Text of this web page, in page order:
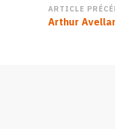
d’article
ARTICLE
Arthur